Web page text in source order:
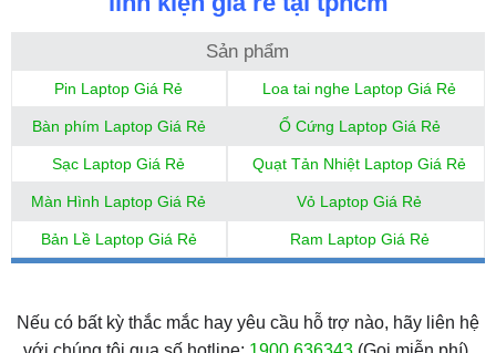
Sản phẩm
Pin Laptop Giá Rẻ Loa tai nghe Laptop Giá Rẻ
Bàn phím Laptop Giá Rẻ Ổ Cứng Laptop Giá Rẻ
Sạc Laptop Giá Rẻ Quạt Tản Nhiệt Laptop Giá Rẻ
Màn Hình Laptop Giá Rẻ Vỏ Laptop Giá Rẻ
Bản Lề Laptop Giá Rẻ Ram Laptop Giá Rẻ
Nếu có bất kỳ thắc mắc hay yêu cầu hỗ trợ nào, hãy liên hệ